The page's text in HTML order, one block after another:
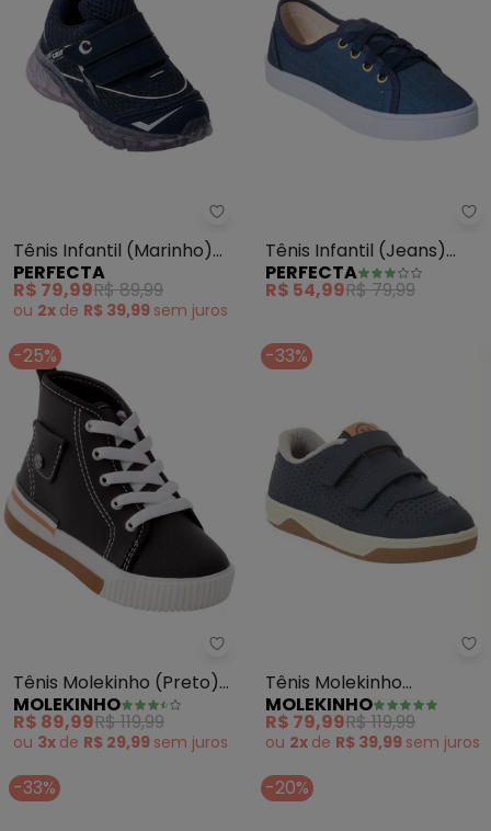
Perfecta - Tênis Infantil
Tênis Infantil (Marinho)
com Fechamento em
Velcro
PERFECTA
R$ 79,99R$ 89,99
ou 2x de R$ 39,99 sem juros
Tênis Infantil (Jeans)
com Sola Flexível
PERFECTA
R$ 54,99R$ 79,99
-25%
Molekinho - Tênis Molekinho
Tênis Molekinho (Preto)
em Sintético
MOLEKINHO
R$ 89,99R$ 119,99
ou 3x de R$ 29,99 sem juros
-33%
Tênis Molekinho
(Marinho) em Sintético
MOLEKINHO
R$ 79,99R$ 119,99
ou 2x de R$ 39,99 sem juros
-33% -20%